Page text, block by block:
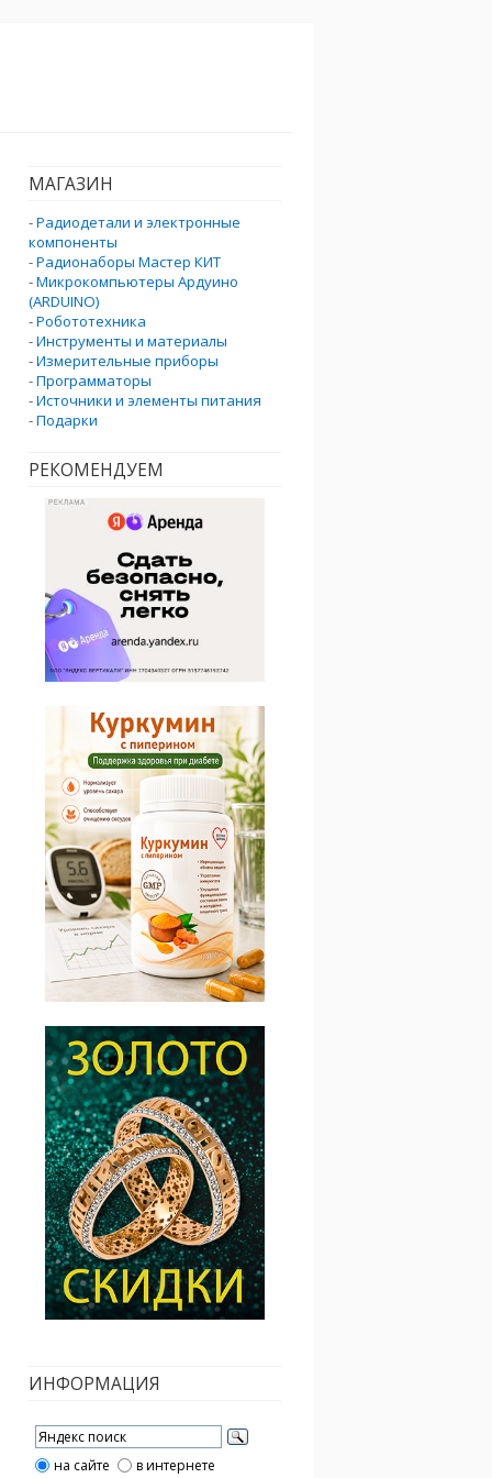
МАГАЗИН
-Радиодетали и электронные
компоненты
-Радионаборы Мастер КИТ
-Микрокомпьютеры Ардуино
(ARDUINO)
-Робототехника
-Инструменты и материалы
-Измерительные приборы
-Программаторы
-Источники и элементы питания
-Подарки
РЕКОМЕНДУЕМ
ИНФОРМАЦИЯ
на сайте в интернете